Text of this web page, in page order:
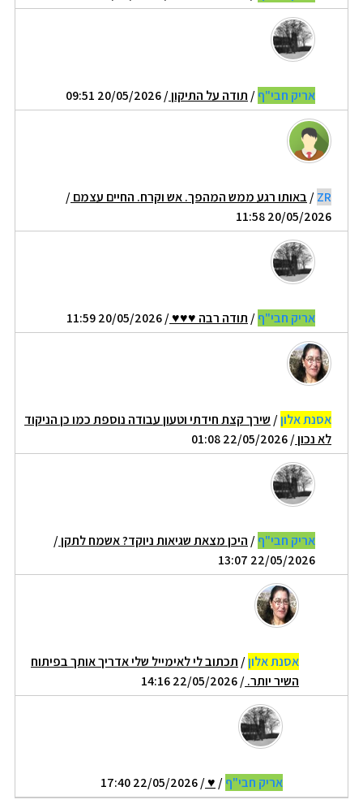
אריק חבי"ף/ תודה על התיקון/ 20/05/2026 09:51
ZR
/ באותו רגע ממש המהפך. אש וקרח. החיים עצמם/
20/05/2026 11:58
אריק חבי"ף/ תודה רבה ♥♥♥/ 20/05/2026 11:59
אסנת אלון/ שירך קצת חידתי וטעון עבודה נוספת כמו כן הניקוד
לא נכון/ 22/05/2026 01:08
אריק חבי"ף/ היכן מצאת שגיאות ניוקד? אשמח לתקן/
22/05/2026 13:07
אסנת אלון/ תכתוב לי לאימייל שלי אדריך אותך בפיתוח
השיר יותר./ 22/05/2026 14:16
אריק חבי"ף/
♥
/ 22/05/2026 17:40